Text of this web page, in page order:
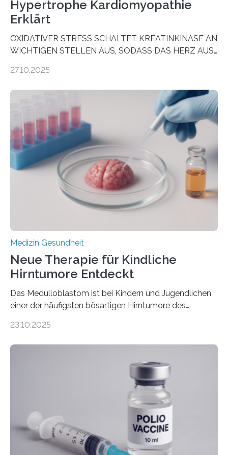
Hypertrophe Kardiomyopathie
Erklärt
OXIDATIVER STRESS SCHALTET KREATINKINASE AN
WICHTIGEN STELLEN AUS, SODASS DAS HERZ AUS
aus dem Deutschen Zentrum für Herzinsuffizienz
im Journal Circulation, warum der Energietransport bei
der Hypertrophen Kardiomyopathie (HCM) versagen
kann und wie sich durch eine Verringerung der
Herzbelastung und des oxidativen Stresses
Rhythmusstörungen reduzieren lassen. Würzburg. Die
hypertrophe Kardiomyopathie (HCM) ist die häufigste
erblich bedingte Herzerkrankung. Sie führt dazu, dass
sich die linke Herzkammer verdickt, der Herzmuskel zu
stark kontrahiert…
27.10.2025
Medizin Gesundheit
Neue Therapie für Kindliche
Hirntumore Entdeckt
Das Medulloblastom ist bei Kindern und Jugendlichen
einer der häufigsten bösartigen Hirntumore des
Betroffenen können mit heutigen Methoden geheilt
Dringend benötigt werden zielgerichtete Therapien, die
nur Tumorschwachstellen angreifen und normales
Gewebe verschonen. Forschende um Daniel Merk vom
Hertie-Institut für klinische Hirnforschung am
Universitätsklinikum Tübingen haben eine solche
Schwachstelle im Erbgut einer Untergruppe des
Medulloblastoms gefunden. Die Wilhelm Sander-
Stiftung unterstützte das Projekt…
23.10.2025